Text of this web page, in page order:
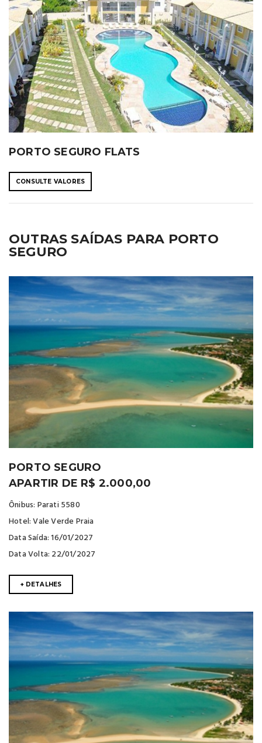
PORTO SEGURO FLATS
CONSULTE VALORES
OUTRAS SAÍDAS PARA PORTO
SEGURO
PORTO SEGURO
APARTIR DE R$ 2.000,00
Ônibus: Parati 5580
Hotel: Vale Verde Praia
Data Saída: 16/01/2027
Data Volta: 22/01/2027
+ DETALHES